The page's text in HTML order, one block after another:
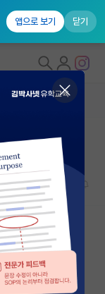
앱으로 보기 닫기